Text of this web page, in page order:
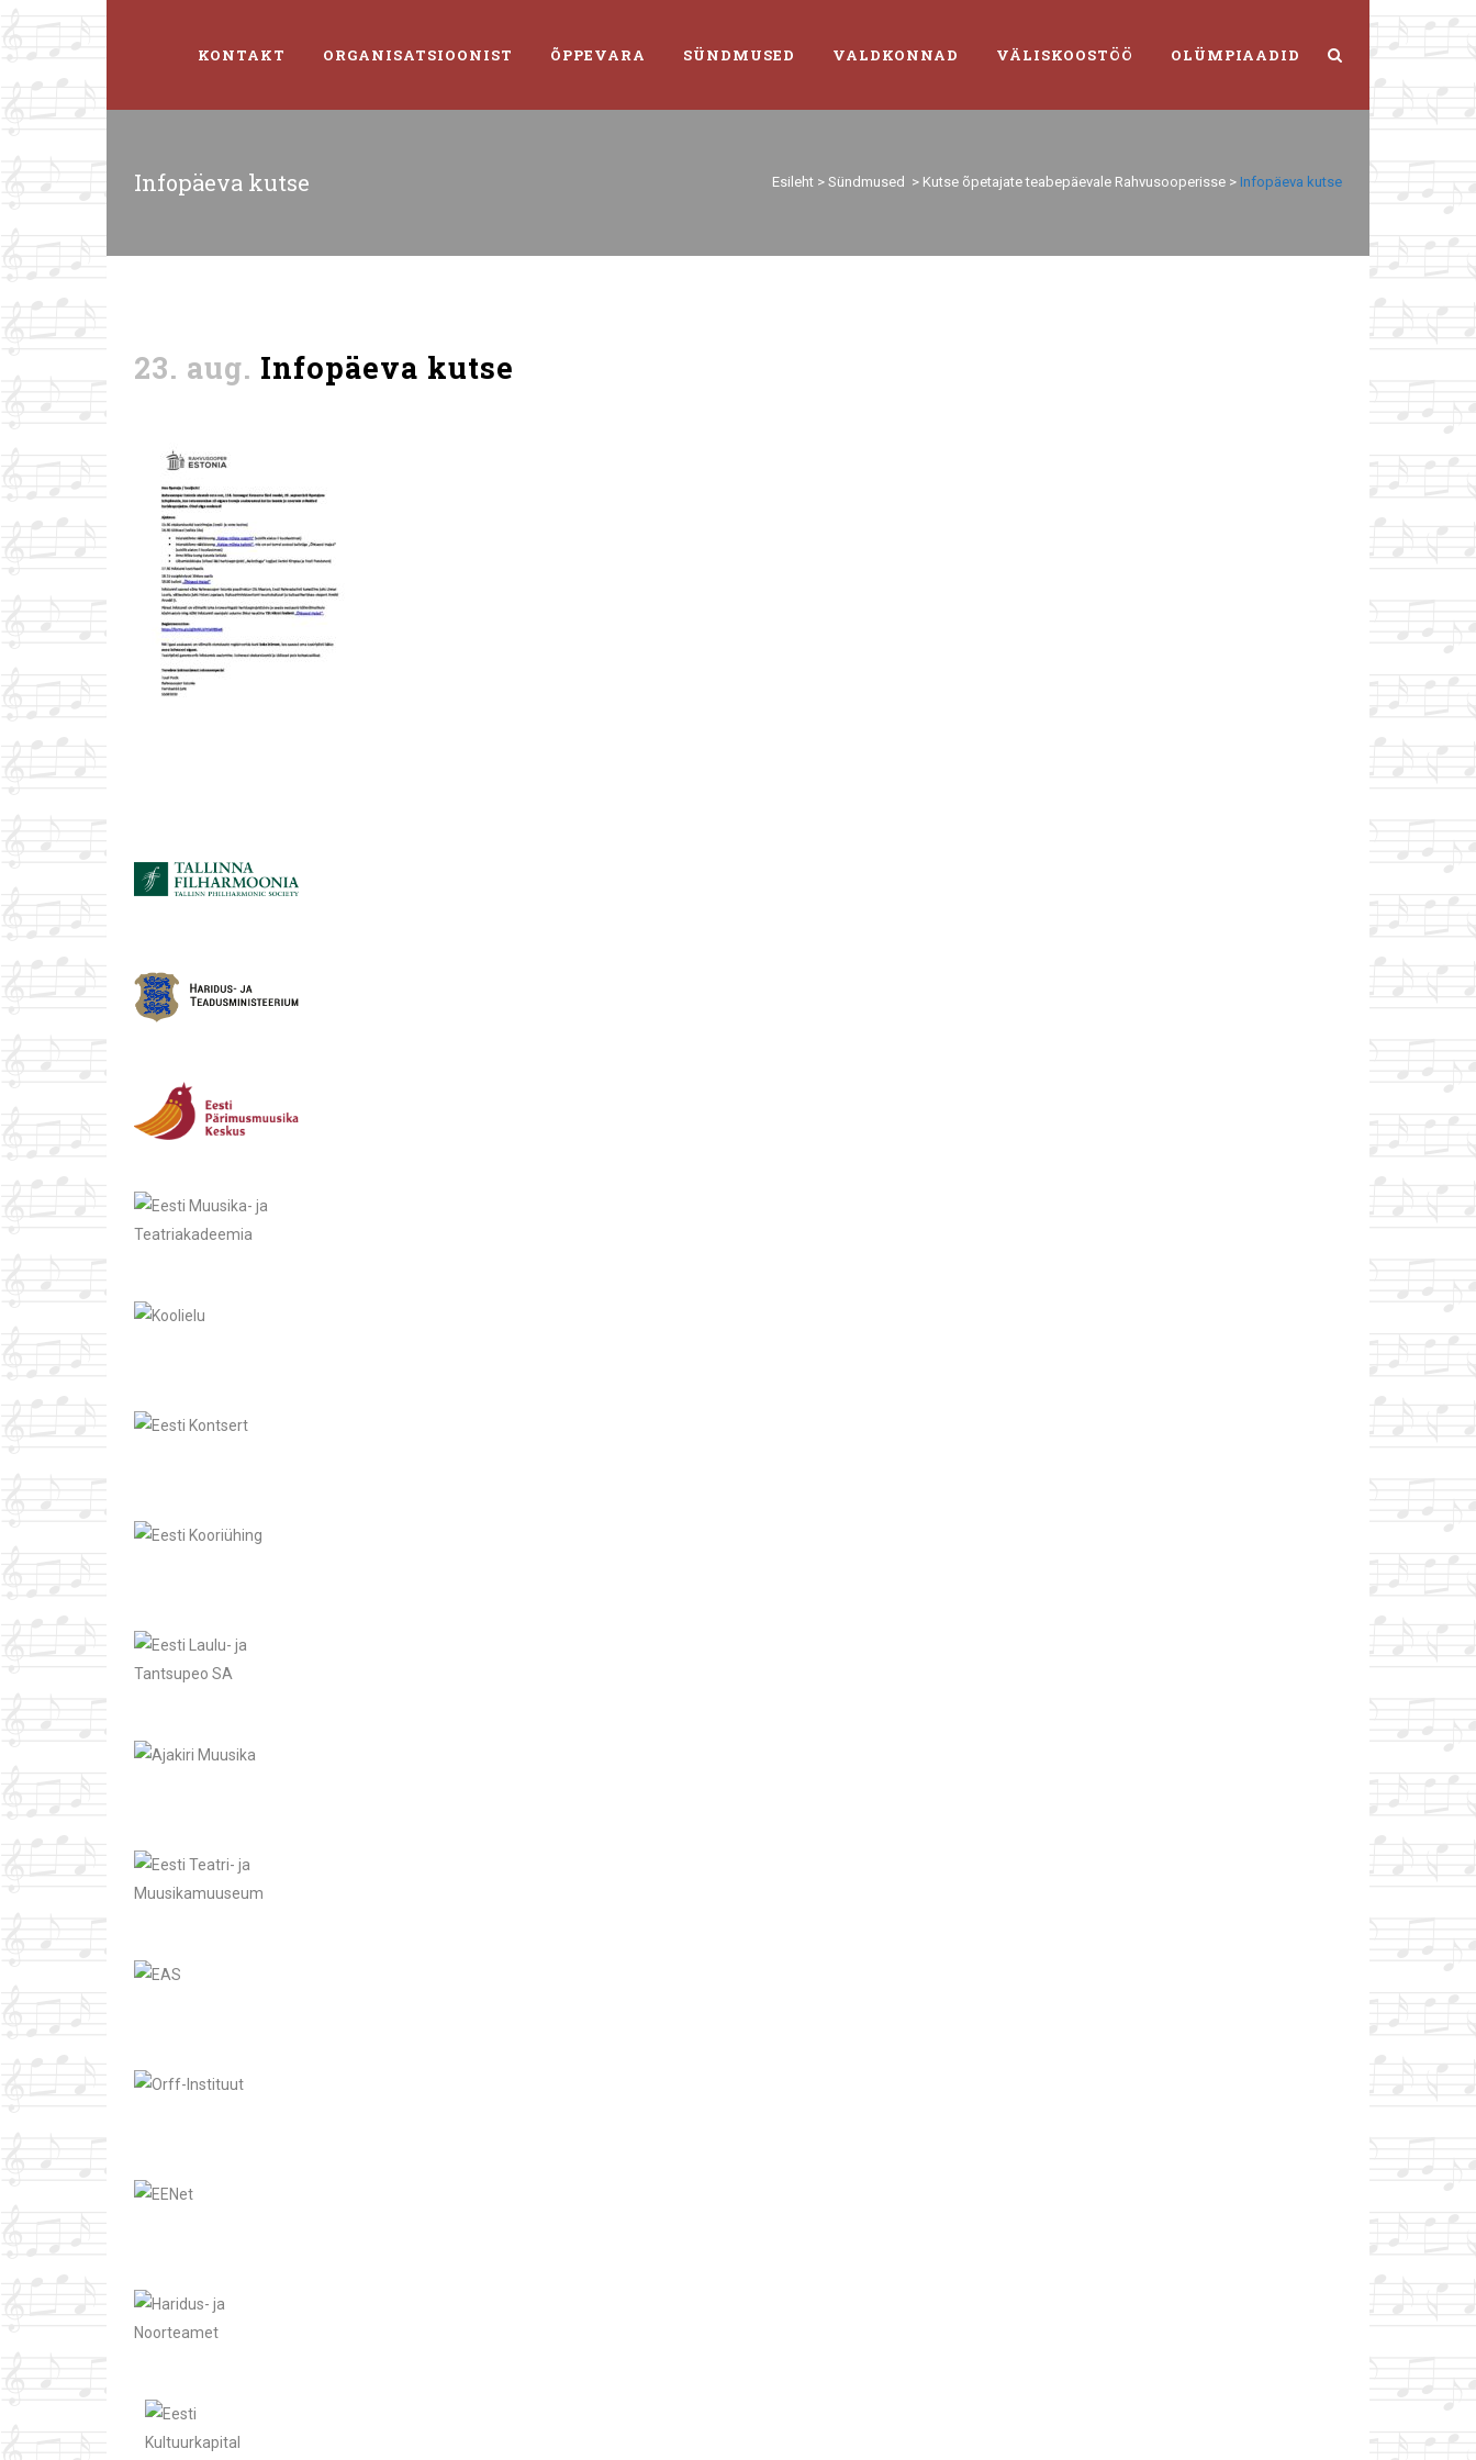
KONTAKT ORGANISATSIOONIST ÕPPEVARA SÜNDMUSED VALDKONNAD VÄLISKOOSTÖÖ OLÜMPIAADID
Infopäeva kutse Esileht > Sündmused > Kutse õpetajate teabepäevale Rahvusooperisse > Infopäeva kutse
23. aug. Infopäeva kutse